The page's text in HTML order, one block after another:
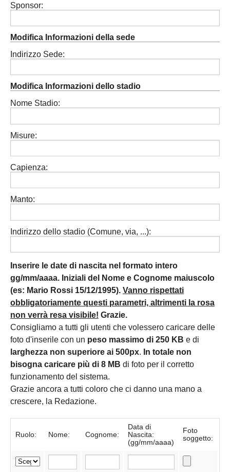
Sponsor:
Modifica Informazioni della sede
Indirizzo Sede:
Modifica Informazioni dello stadio
Nome Stadio:
Misure:
Capienza:
Manto:
Indirizzo dello stadio (Comune, via, ...):
Inserire le date di nascita nel formato intero
gg/mm/aaaa. Iniziali del Nome e Cognome maiuscolo
(es: Mario Rossi 15/12/1995). Vanno rispettati
obbligatoriamente questi parametri, altrimenti la rosa
non verrà resa visibile! Grazie.
Consigliamo a tutti gli utenti che volessero caricare delle
foto d'inserile con un peso massimo di 250 KB e di
larghezza non superiore ai 500px. In totale non
bisogna caricare più di 8 MB di foto per il corretto
funzionamento del sistema.
Grazie ancora a tutti coloro che ci danno una mano a
crescere, la Redazione.
Ruolo: Nome: Cognome:
Data di
Nascita:
(gg/mm/aaaa)
Foto
soggetto: